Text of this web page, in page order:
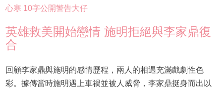
心寒 10字公開警告大仔
英雄救美開始戀情 施明拒絕與李家鼎復
合
回顧李家鼎與施明的感情歷程，兩人的相遇充滿戲劇性色
彩。據傳當時施明遇上車禍並被人威脅，李家鼎挺身而出以